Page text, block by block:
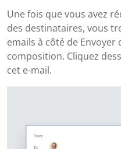
Une fois que vous avez
des destinataires, vous
emails à côté de Envoyer
composition. Cliquez
cet e-mail.